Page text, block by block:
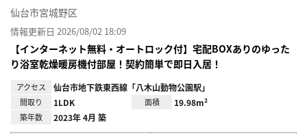
仙台市宮城野区
情報更新日 2026/08/02 18:09
【インターネット無料・オートロック付】宅配BOXありのゆった
り浴室乾燥暖房機付部屋！契約簡単で即日入居！
アクセス 仙台市地下鉄東西線「八木山動物公園駅」
間取り 1LDK 面積 19.98m²
築年数 2023年 4月 築